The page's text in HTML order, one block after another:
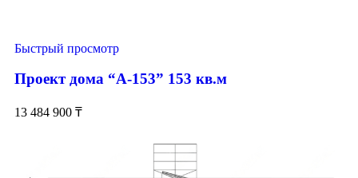
Быстрый просмотр
Проект дома “А-153” 153 кв.м
13 484 900 ₸